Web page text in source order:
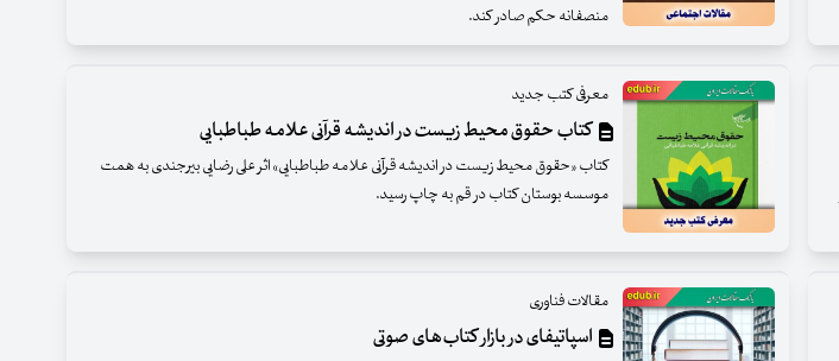
منصفانه حکم صادر کند.
معرفی کتب جدید
کتاب حقوق محیط زیست در اندیشه قرآنی علامه طباطبایی
کتاب «حقوق محیط زیست در اندیشه قرآنی علامه طباطبایی» اثر علی رضایی بیرجندی به همت
موسسه بوستان کتاب در قم به چاپ رسید.
مقالات فناوری
اسپاتیفای در بازار کتاب‌های صوتی